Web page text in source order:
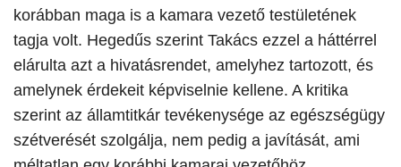
korábban maga is a kamara vezető testületének
tagja volt. Hegedűs szerint Takács ezzel a háttérrel
elárulta azt a hivatásrendet, amelyhez tartozott, és
amelynek érdekeit képviselnie kellene. A kritika
szerint az államtitkár tevékenysége az egészségügy
szétverését szolgálja, nem pedig a javítását, ami